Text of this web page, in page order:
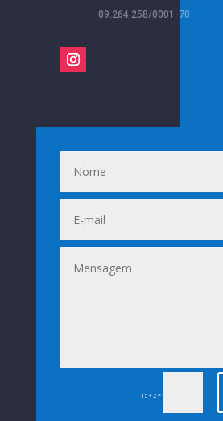
09.264.258/0001-70
15 + 2 =